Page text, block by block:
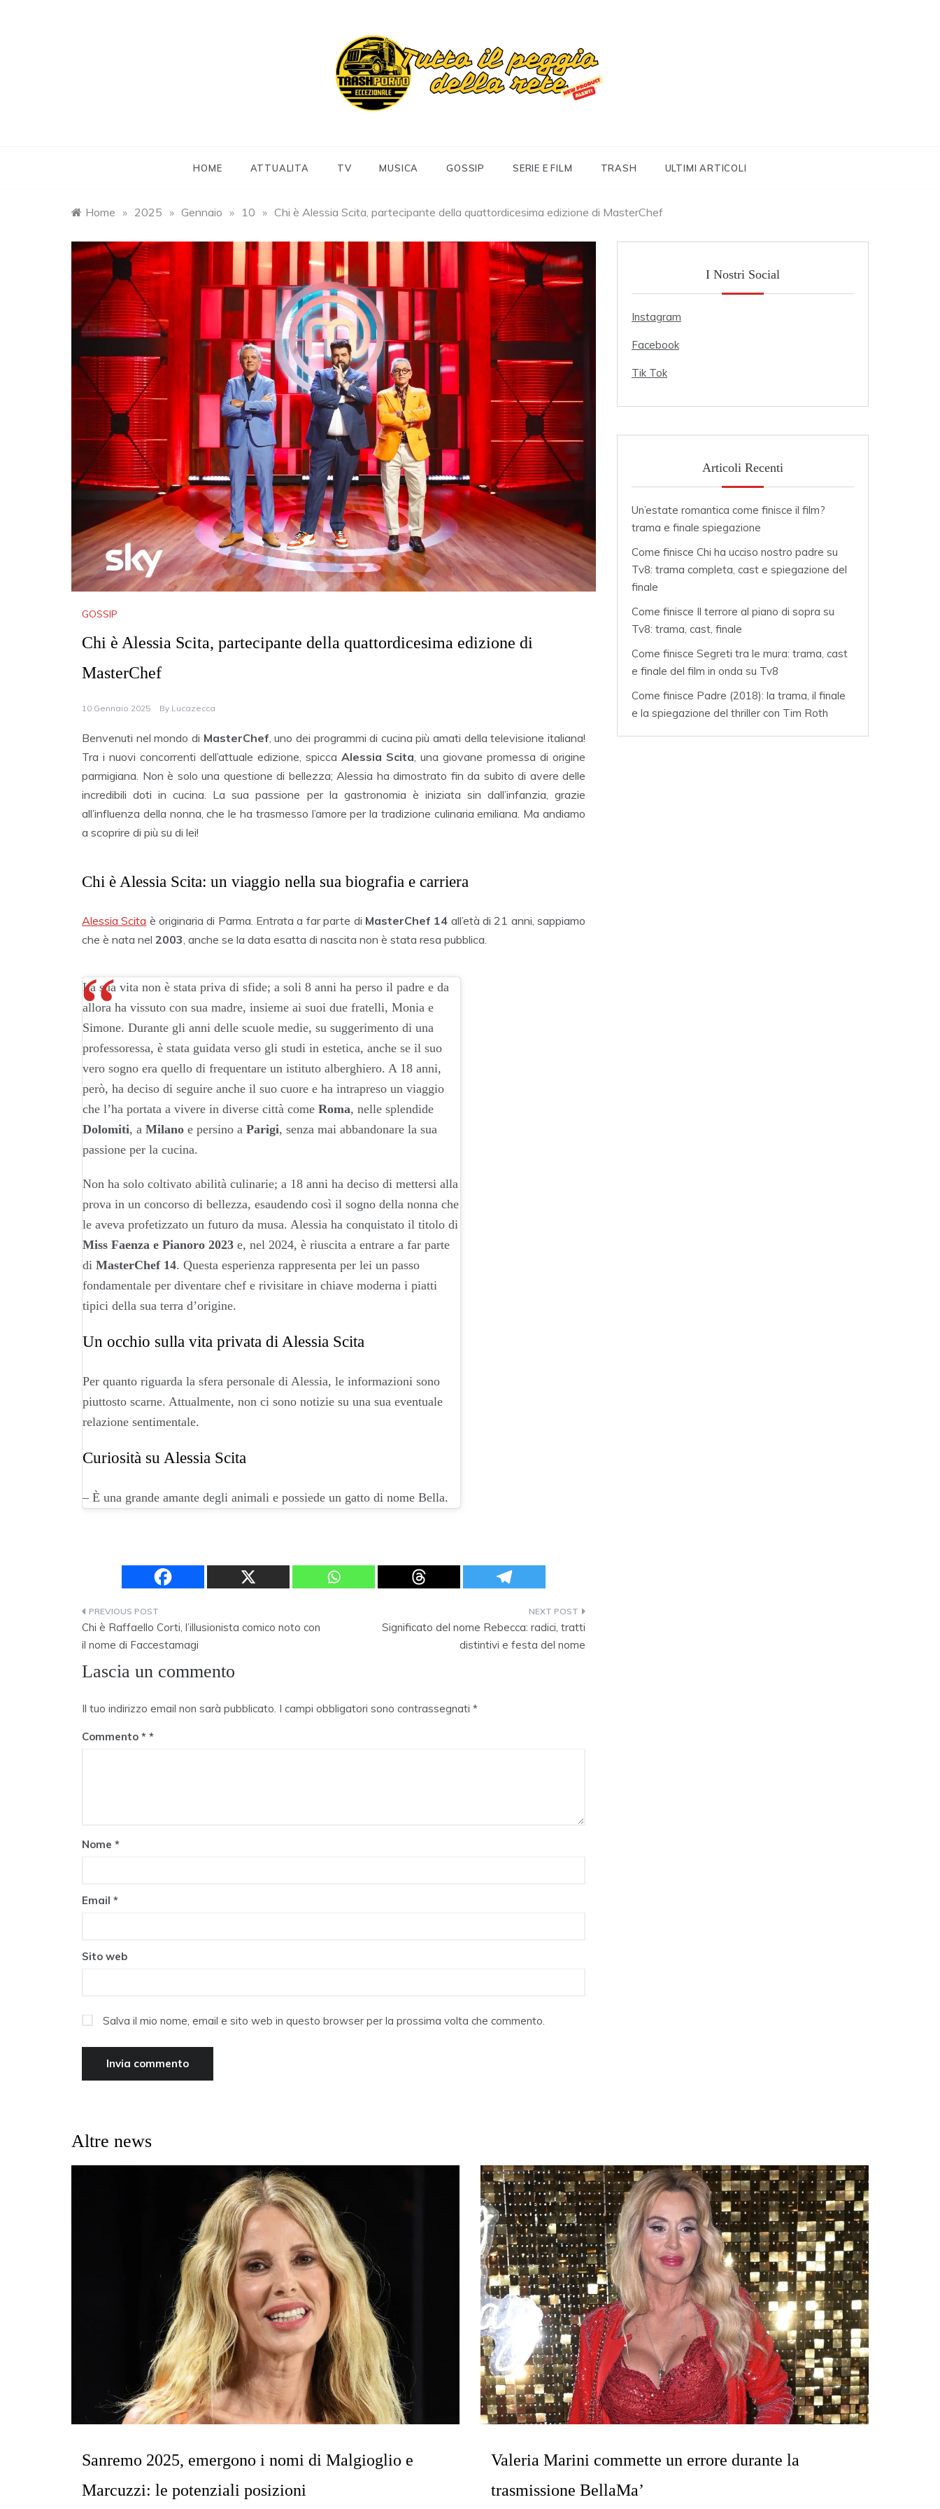
HOME ATTUALITA TV MUSICA GOSSIP SERIE E FILM TRASH ULTIMI ARTICOLI
Home » 2025 » Gennaio » 10 » Chi è Alessia Scita, partecipante della quattordicesima edizione di MasterChef
GOSSIP
Chi è Alessia Scita, partecipante della quattordicesima edizione di
MasterChef
10 Gennaio 2025 By Lucazecca
Benvenuti nel mondo di MasterChef , uno dei programmi di cucina più amati della televisione italiana!
Tra i nuovi concorrenti dell’attuale edizione, spicca Alessia Scita , una giovane promessa di origine
parmigiana. Non è solo una questione di bellezza; Alessia ha dimostrato fin da subito di avere delle
incredibili doti in cucina. La sua passione per la gastronomia è iniziata sin dall’infanzia, grazie
all’influenza della nonna, che le ha trasmesso l’amore per la tradizione culinaria emiliana. Ma andiamo
a scoprire di più su di lei!
Chi è Alessia Scita: un viaggio nella sua biografia e carriera
Alessia Scita è originaria di Parma. Entrata a far parte di MasterChef 14 all’età di 21 anni, sappiamo
che è nata nel 2003 , anche se la data esatta di nascita non è stata resa pubblica.
La sua vita non è stata priva di sfide; a soli 8 anni ha perso il padre e da
allora ha vissuto con sua madre, insieme ai suoi due fratelli, Monia e
Simone. Durante gli anni delle scuole medie, su suggerimento di una
professoressa, è stata guidata verso gli studi in estetica, anche se il suo
vero sogno era quello di frequentare un istituto alberghiero. A 18 anni,
però, ha deciso di seguire anche il suo cuore e ha intrapreso un viaggio
che l’ha portata a vivere in diverse città come Roma, nelle splendide
Dolomiti, a Milano e persino a Parigi, senza mai abbandonare la sua
passione per la cucina.
Non ha solo coltivato abilità culinarie; a 18 anni ha deciso di mettersi alla
prova in un concorso di bellezza, esaudendo così il sogno della nonna che
le aveva profetizzato un futuro da musa. Alessia ha conquistato il titolo di
Miss Faenza e Pianoro 2023 e, nel 2024, è riuscita a entrare a far parte
di MasterChef 14. Questa esperienza rappresenta per lei un passo
fondamentale per diventare chef e rivisitare in chiave moderna i piatti
tipici della sua terra d’origine.
Un occhio sulla vita privata di Alessia Scita
Per quanto riguarda la sfera personale di Alessia, le informazioni sono
piuttosto scarne. Attualmente, non ci sono notizie su una sua eventuale
relazione sentimentale.
Curiosità su Alessia Scita
– È una grande amante degli animali e possiede un gatto di nome Bella.
Navigazione
articoli
Chi è Raffaello Corti, l’illusionista comico noto con
il nome di Faccestamagi
Significato del nome Rebecca: radici, tratti
distintivi e festa del nome
Lascia un commento
Il tuo indirizzo email non sarà pubblicato. I campi obbligatori sono contrassegnati *
Commento *
Nome *
Email *
Sito web
Salva il mio nome, email e sito web in questo browser per la prossima volta che commento.
I Nostri Social
Instagram
Facebook
Tik Tok
Articoli Recenti
Un’estate romantica come finisce il film?
trama e finale spiegazione
Come finisce Chi ha ucciso nostro padre su
Tv8: trama completa, cast e spiegazione del
finale
Come finisce Il terrore al piano di sopra su
Tv8: trama, cast, finale
Come finisce Segreti tra le mura: trama, cast
e finale del film in onda su Tv8
Come finisce Padre (2018): la trama, il finale
e la spiegazione del thriller con Tim Roth
Altre news
Sanremo 2025, emergono i nomi di Malgioglio e
Marcuzzi: le potenziali posizioni
Valeria Marini commette un errore durante la
trasmissione BellaMa’